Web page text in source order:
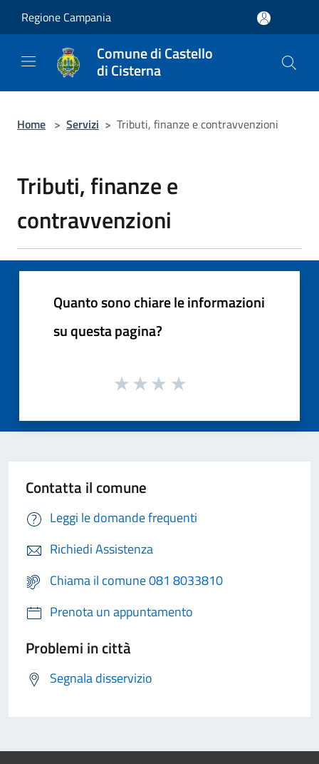
Regione Campania
Comune di Castello
di Cisterna
Home > Servizi > Tributi, finanze e contravvenzioni
Tributi, finanze e
contravvenzioni
Quanto sono chiare le informazioni
su questa pagina?
Contatta il comune
Leggi le domande frequenti
Richiedi Assistenza
Chiama il comune 081 8033810
Prenota un appuntamento
Problemi in città
Segnala disservizio